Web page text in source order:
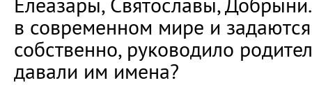
в современном мире и
собственно, руководило
давали им имена?